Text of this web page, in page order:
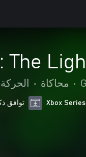
The
• محاكاة •
توافق